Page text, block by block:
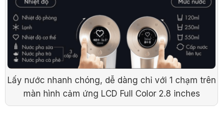
Lấy nước nhanh chóng, dễ dàng chỉ với 1 chạm trên
màn hình cảm ứng LCD Full Color 2.8 inches